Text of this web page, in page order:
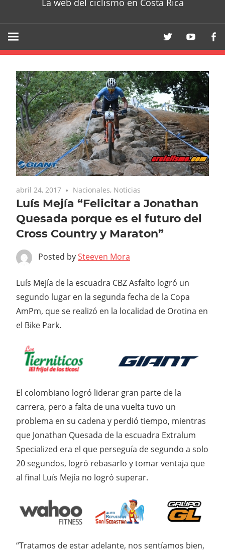
La web del ciclismo en Costa Rica
abril 24, 2017 Nacionales, Noticias
Luís Mejía “Felicitar a Jonathan
Quesada porque es el futuro del
Cross Country y Maraton”
Posted bySteeven Mora
Luís Mejía de la escuadra CBZ Asfalto logró un
segundo lugar en la segunda fecha de la Copa
AmPm, que se realizó en la localidad de Orotina en
el Bike Park.
El colombiano logró liderar gran parte de la
carrera, pero a falta de una vuelta tuvo un
problema en su cadena y perdió tiempo, mientras
que Jonathan Quesada de la escuadra Extralum
Specialized era el que perseguía de segundo a solo
20 segundos, logró rebasarlo y tomar ventaja que
al final Luís Mejía no logró superar.
“Tratamos de estar adelante, nos sentíamos bien,